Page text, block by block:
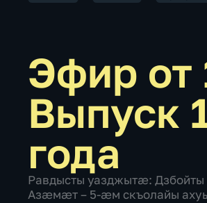
Эфир от
Выпуск
года
Равдысты уазджытæ:
Азæмæт – 5-æм скъолайы